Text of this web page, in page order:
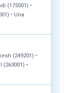
(175001) •
• Una
(249201) •
(263001) •